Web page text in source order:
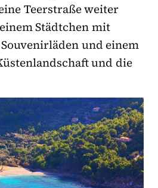
Teerstraße weiter
Städtchen mit
und einem
und die